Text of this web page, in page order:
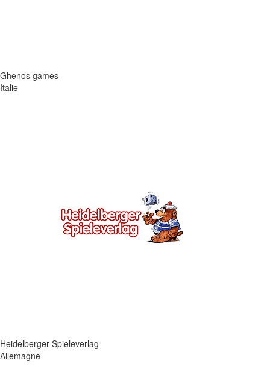
Ghenos games
Italie
Heidelberger Spieleverlag
Allemagne